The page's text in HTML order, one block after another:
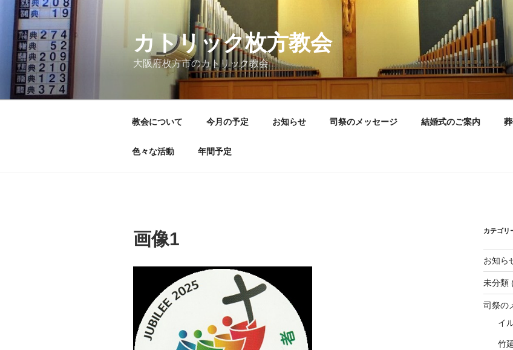
カトリック枚方教会
大阪府枚方市のカトリック教会
教会について 今月の予定 お知らせ 司祭のメッセージ 結婚式のご案内
色々な活動 年間予定
画像1 カテゴリ
お知ら
未分類
司祭の
イ
竹